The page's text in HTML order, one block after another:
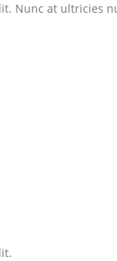
Nunc at ultricies